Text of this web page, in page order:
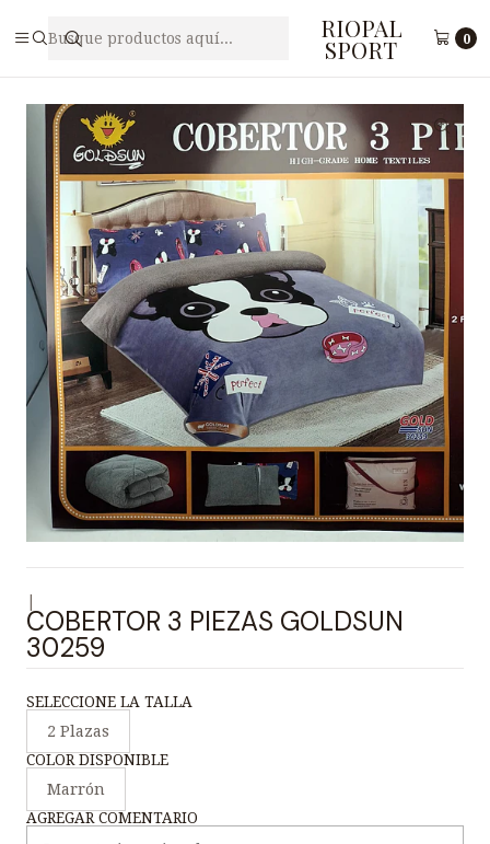
RIOPAL
SPORT 0
Cobertores
COBERTOR 3 PIEZAS GOLDSUN 30259
COBERTOR 3 PIEZAS GOLDSUN
30259
SELECCIONE LA TALLA
2 Plazas
COLOR DISPONIBLE
Marrón
AGREGAR COMENTARIO